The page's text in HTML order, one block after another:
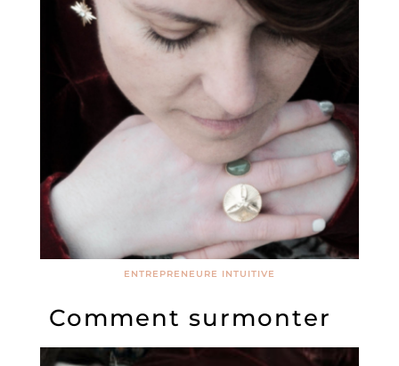
Comment surmonter
ENTREPRENEURE INTUITIVE